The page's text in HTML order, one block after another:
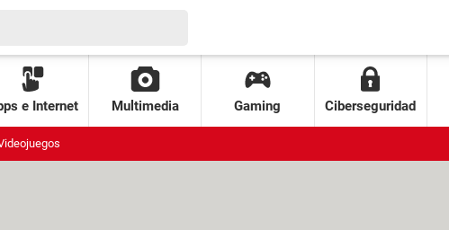
e Internet Multimedia Gaming Ciberseguridad